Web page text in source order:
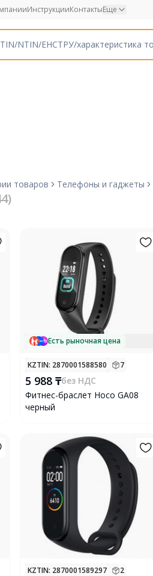
ИнструкцииКонтактыЕще
товаров Телефоны и гаджеты
Есть рыночная цена
KZTIN: 2870001588580 7
5 988 ₸без НДС
Фитнес-браслет Hoco GA08
черный
KZTIN: 2870001589297 2